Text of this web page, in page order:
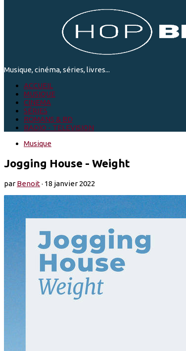
Musique, cinéma, séries, livres...
ACCUEIL
MUSIQUE
CINEMA
SÉRIES
ROMANS & BD
RADIO - TELEVISION
Musique
Jogging House - Weight
parBenoit· 18 janvier 2022